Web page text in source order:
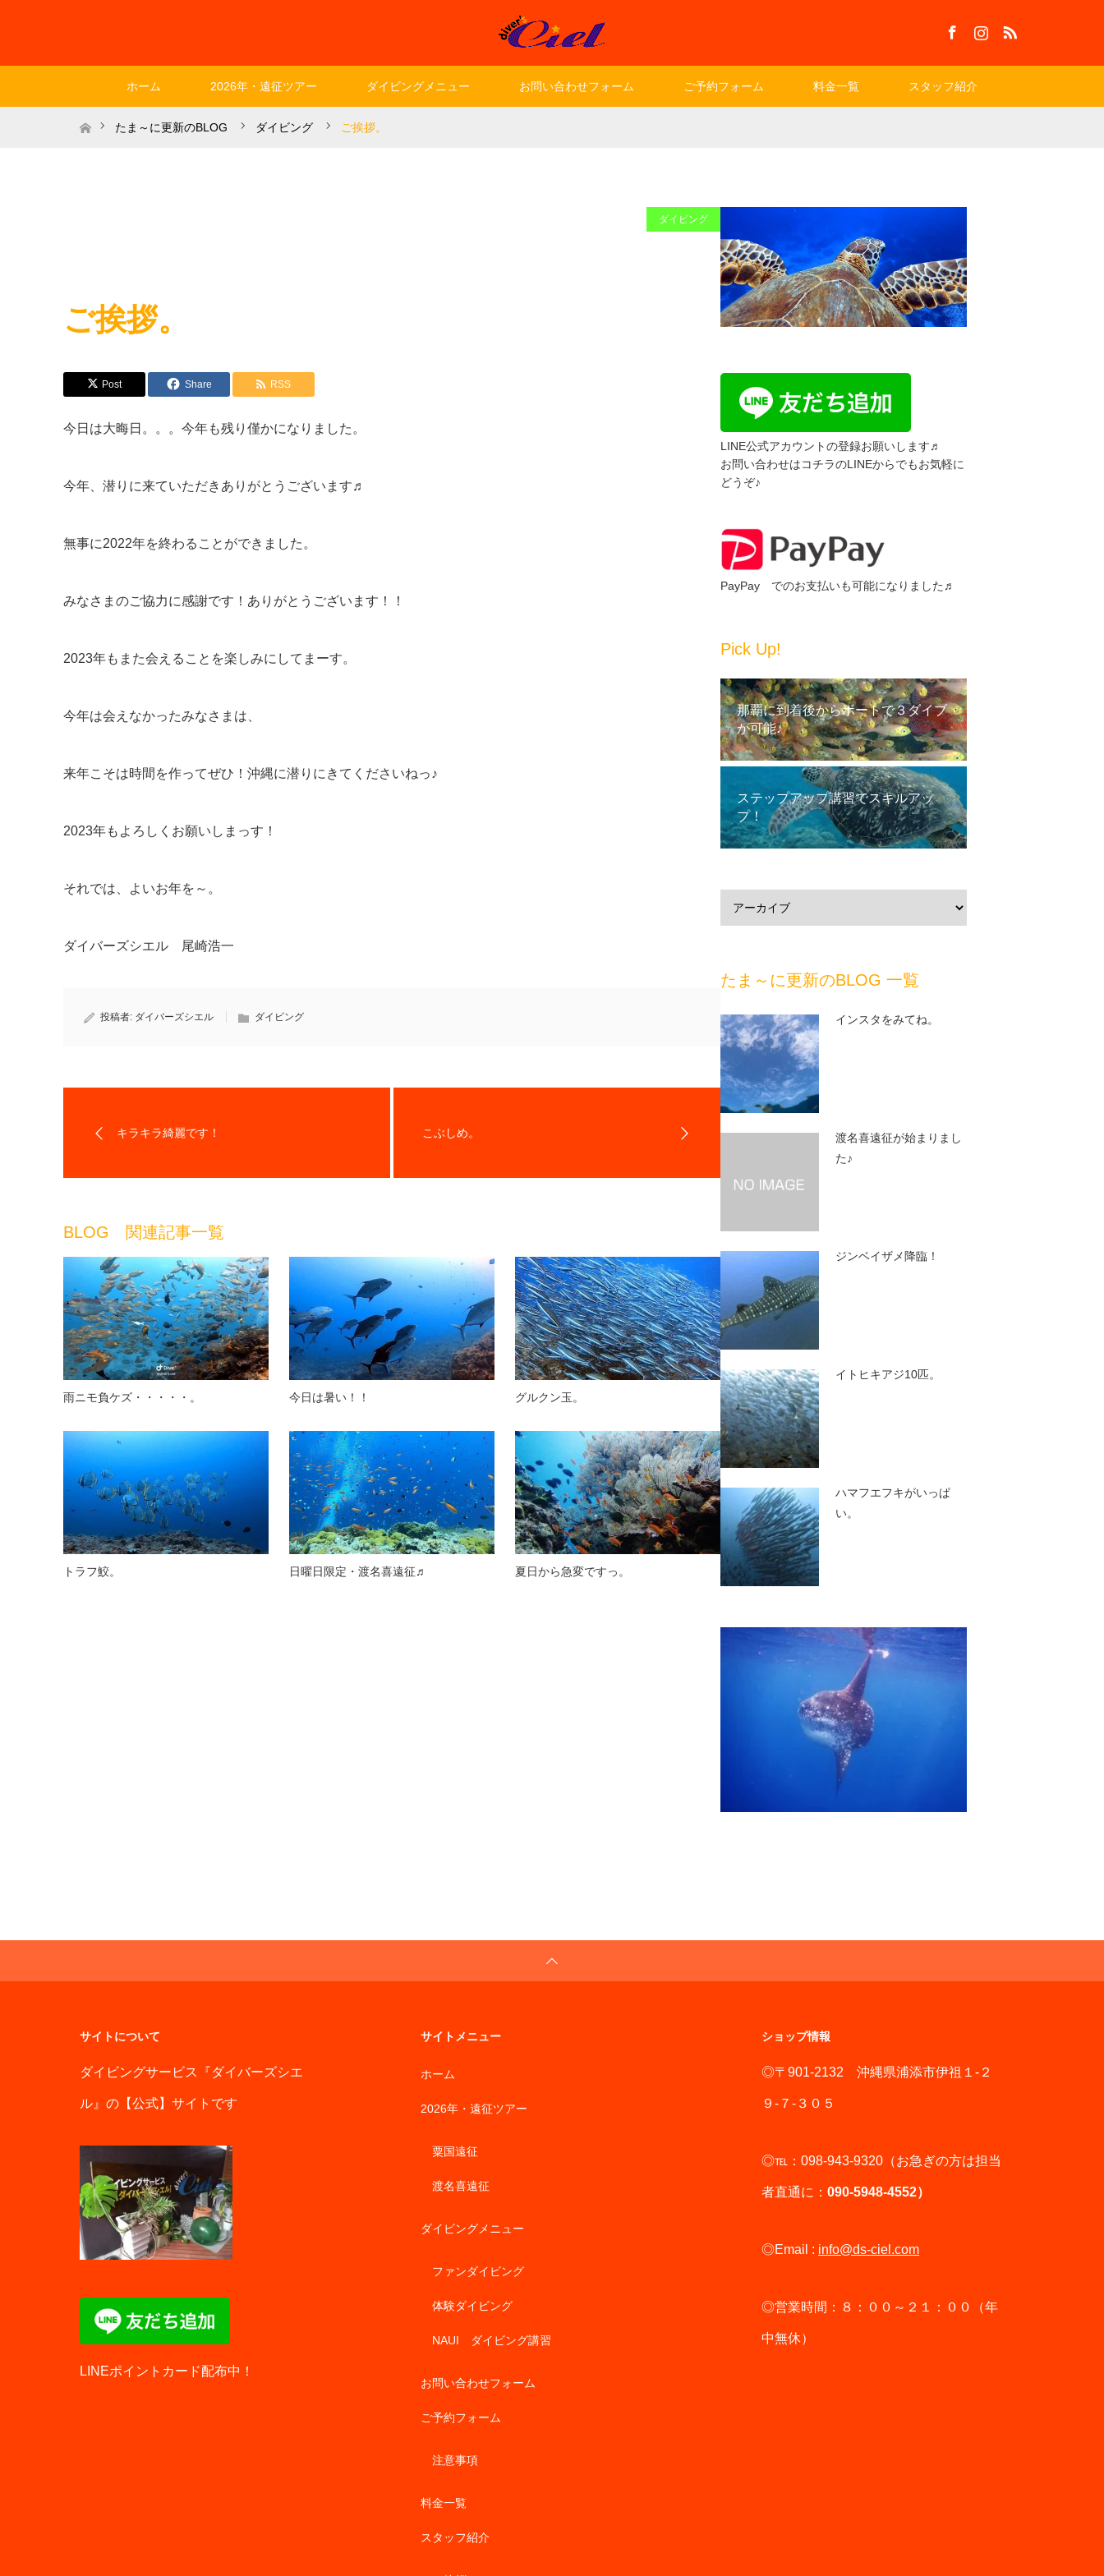
ホーム 2026年・遠征ツアー ダイビングメニュー お問い合わせフォーム ご予約フォーム 料金一覧 スタッフ紹介
ホームたま～に更新のBLOG ダイビング ご挨拶。
ダイビング
ご挨拶。
Post Share RSS
今日は大晦日。。。今年も残り僅かになりました。
今年、潜りに来ていただきありがとうございます♬
無事に2022年を終わることができました。
みなさまのご協力に感謝です！ありがとうございます！！
2023年もまた会えることを楽しみにしてまーす。
今年は会えなかったみなさまは、
来年こそは時間を作ってぜひ！沖縄に潜りにきてくださいねっ♪
2023年もよろしくお願いしまっす！
それでは、よいお年を～。
ダイバーズシエル 尾崎浩一
投稿者: ダイバーズシエル ダイビング
キラキラ綺麗です！ こぶしめ。
BLOG 関連記事一覧
雨ニモ負ケズ・・・・・。 今日は暑い！！ グルクン玉。
トラフ鮫。 日曜日限定・渡名喜遠征♬ 夏日から急変ですっ。
LINE公式アカウントの登録お願いします♬
お問い合わせはコチラのLINEからでもお気軽に
どうぞ♪
PayPay でのお支払いも可能になりました♬
Pick Up!
那覇に到着後からボートで３ダイブ
が可能♪
ステップアップ講習でスキルアッ
プ！
たま～に更新のBLOG 一覧
インスタをみてね。
渡名喜遠征が始まりまし
た♪
ジンベイザメ降臨！
イトヒキアジ10匹。
ハマフエフキがいっぱ
い。
サイトについて
ダイビングサービス『ダイバーズシエ
ル』の【公式】サイトです
LINEポイントカード配布中！
サイトメニュー
ホーム
2026年・遠征ツアー
粟国遠征
渡名喜遠征
ダイビングメニュー
ファンダイビング
体験ダイビング
NAUI ダイビング講習
お問い合わせフォーム
ご予約フォーム
注意事項
料金一覧
スタッフ紹介
ショップ情報
◎〒901-2132 沖縄県浦添市伊祖１-２
９-７-３０５
◎℡：098-943-9320（お急ぎの方は担当
者直通に： 090-5948-4552）
◎Email : info@ds-ciel.com
◎営業時間：８：００～２１：００（年
中無休）